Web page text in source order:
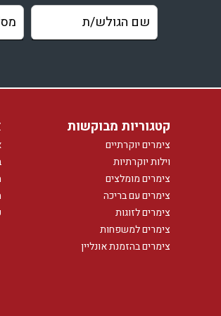
וילות המארחות חיות מחמד
וילות בטבע
וילות על הים
וילות מבודדות
וילות עם ספא וטיפולים
וילות ייחודיות
וילות מפוארות
קטגוריות נוספות
קטגוריות מבוקשות
צימרים יוקרתיים
וילות יוקרתיות
צימרים מומלצים
צימרים עם בריכה
צימרים לזוגות
צימרים למשפחות
צימרים בהזמנת אונליין